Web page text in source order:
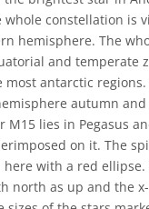
constellation is
hemisphere. The
and temperate
antarctic regions.
autumn
lies in Pegasus
on it. The
with a red
north as up and the